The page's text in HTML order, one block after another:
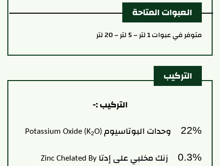
العبوات المتاحة
متوفر في عبوات 1 لتر – 5 لتر – 20 لتر
التركيب
التركيب :-
22% وحدات البوتاسيوم Potassium Oxide (K2O)
0.3% زنك مخلبي على إدتا Zinc Chelated By